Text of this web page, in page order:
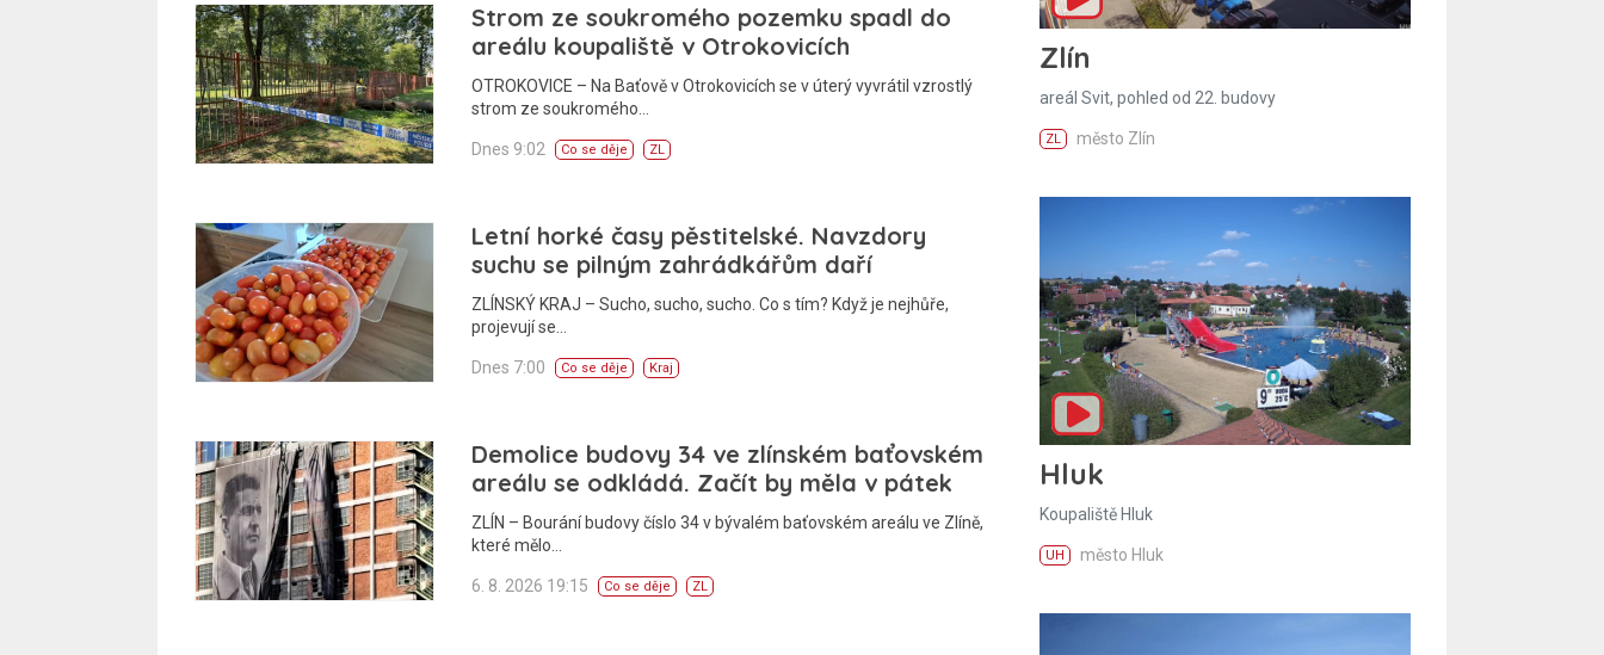
Strom ze soukromého pozemku spadl do
areálu koupaliště v Otrokovicích
OTROKOVICE – Na Baťově v Otrokovicích se v úterý vyvrátil vzrostlý
strom ze soukromého…
Dnes 9:02 Co se děje ZL
Letní horké časy pěstitelské. Navzdory
suchu se pilným zahrádkářům daří
ZLÍNSKÝ KRAJ – Sucho, sucho, sucho. Co s tím? Když je nejhůře,
projevují se…
Dnes 7:00 Co se děje Kraj
Demolice budovy 34 ve zlínském baťovském
areálu se odkládá. Začít by měla v pátek
ZLÍN – Bourání budovy číslo 34 v bývalém baťovském areálu ve Zlíně,
které mělo…
6. 8. 2026 19:15 Co se děje ZL
Zlín
areál Svit, pohled od 22. budovy
ZL město Zlín
Hluk
Koupaliště Hluk
UH město Hluk